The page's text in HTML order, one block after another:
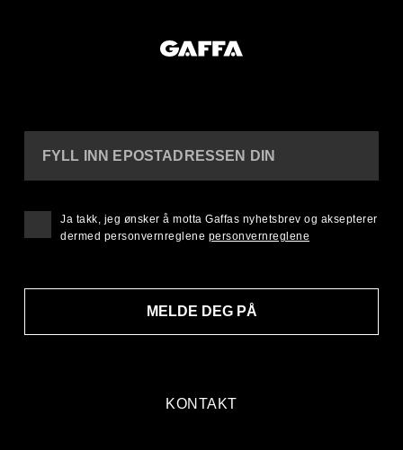
KONTAKT
FYLL INN EPOSTADRESSEN DIN
MELDE DEG PÅ
Ja takk, jeg ønsker å motta Gaffas nyhetsbrev og aksepterer
dermed personvernreglene personvernreglene